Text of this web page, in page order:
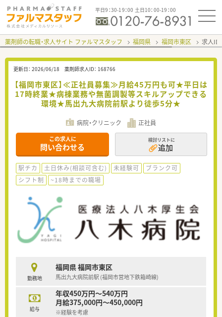
平日9：30-19：00 土日10：00-19：00
薬剤師の転職・求人サイト ファルマスタッフ 福岡県 福岡市東区 求人ID
更新日： 2026/06/18 薬剤師求人ID： 168766
【福岡市東区】≪正社員募集≫月給45万円も可★平日は
17時終業★病棟業務や無菌調製等スキルアップできる
環境★馬出九大病院前駅より徒歩5分★
病院・クリニック 正社員
この求人に
問い合わせる
検討リストに
追加
駅チカ 土日休み(相談可含む) 未経験可
ブランク可
シフト制
~18時までの職場
勤務地
福岡県 福岡市東区
馬出九大病院前駅 (福岡市営地下鉄箱崎線)
給与
年収450万円～540万円
月給375,000円～450,000円
※経験を考慮